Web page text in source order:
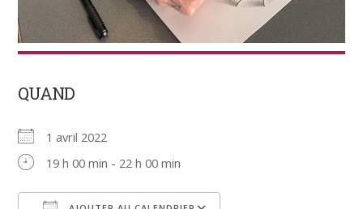
QUAND
1 avril 2022
19 h 00 min - 22 h 00 min